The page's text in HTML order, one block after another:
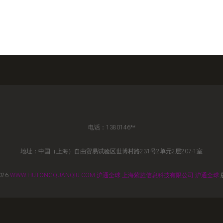
电话：1380146**
地址：中国（上海）自由贸易试验区世博村路231号2单元2层207-1室
WWW.HUTONGQUANQIU.COM 沪通全球 上海紫旌信息科技有限公司 沪通全球